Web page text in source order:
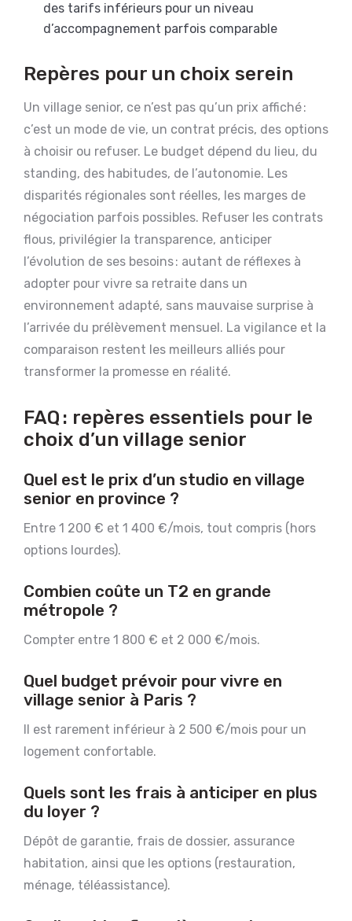
des tarifs inférieurs pour un niveau
d’accompagnement parfois comparable
Repères pour un choix serein
Un village senior, ce n’est pas qu’un prix affiché :
c’est un mode de vie, un contrat précis, des options
à choisir ou refuser. Le budget dépend du lieu, du
standing, des habitudes, de l’autonomie. Les
disparités régionales sont réelles, les marges de
négociation parfois possibles. Refuser les contrats
flous, privilégier la transparence, anticiper
l’évolution de ses besoins : autant de réflexes à
adopter pour vivre sa retraite dans un
environnement adapté, sans mauvaise surprise à
l’arrivée du prélèvement mensuel. La vigilance et la
comparaison restent les meilleurs alliés pour
transformer la promesse en réalité.
FAQ : repères essentiels pour le
choix d’un village senior
Quel est le prix d’un studio en village
senior en province ?
Entre 1 200 € et 1 400 €/mois, tout compris (hors
options lourdes).
Combien coûte un T2 en grande
métropole ?
Compter entre 1 800 € et 2 000 €/mois.
Quel budget prévoir pour vivre en
village senior à Paris ?
Il est rarement inférieur à 2 500 €/mois pour un
logement confortable.
Quels sont les frais à anticiper en plus
du loyer ?
Dépôt de garantie, frais de dossier, assurance
habitation, ainsi que les options (restauration,
ménage, téléassistance).